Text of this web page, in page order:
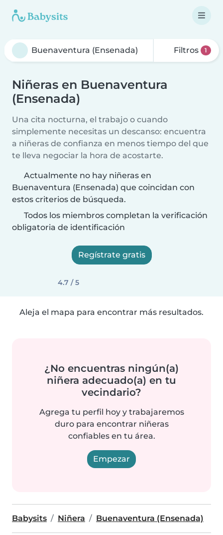
Filtros 1
Niñeras en Buenaventura
(Ensenada)
Una cita nocturna, el trabajo o cuando
simplemente necesitas un descanso: encuentra
a niñeras de confianza en menos tiempo del que
te lleva negociar la hora de acostarte.
Actualmente no hay niñeras en
Buenaventura (Ensenada) que coincidan con
estos criterios de búsqueda.
Todos los miembros completan la verificación
obligatoria de identificación
Regístrate gratis
4.7 / 5
Aleja el mapa para encontrar más resultados.
¿No encuentras ningún(a)
niñera adecuado(a) en tu
vecindario?
Agrega tu perfil hoy y trabajaremos
duro para encontrar niñeras
confiables en tu área.
Empezar
Babysits Niñera Buenaventura (Ensenada)